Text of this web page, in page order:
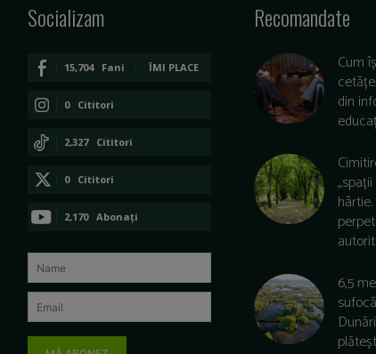
Socializam
15,704 Fani ÎMI PLACE
0 Cititori
CONECTAȚI-VĂ
2,327 Cititori
0 Cititori
CONECTAȚI-VĂ
2,170 Abonați
ABONAȚI-VĂ
Recomandate
Cum
din
6,5